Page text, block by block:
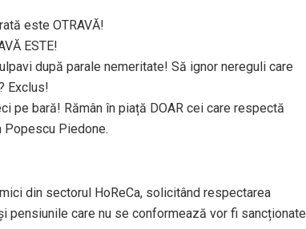
este OTRAVĂ!
ESTE!
după parale nemeritate! Să ignor nereguli care
Exclus!
pe bară! Rămân în piață DOAR cei care respectă
Popescu Piedone.
din sectorul HoReCa, solicitând respectarea
pensiunile care nu se conformează vor fi sancționate